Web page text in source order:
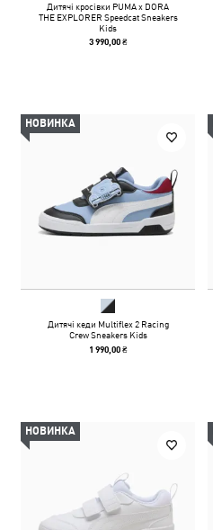
Дитячі кросівки PUMA x DORA
THE EXPLORER Speedcat Sneakers
Kids
3 990,00 ₴
НОВИНКА
Дитячі кеди Multiflex 2 Racing
Crew Sneakers Kids
1 990,00 ₴
НОВИНКА